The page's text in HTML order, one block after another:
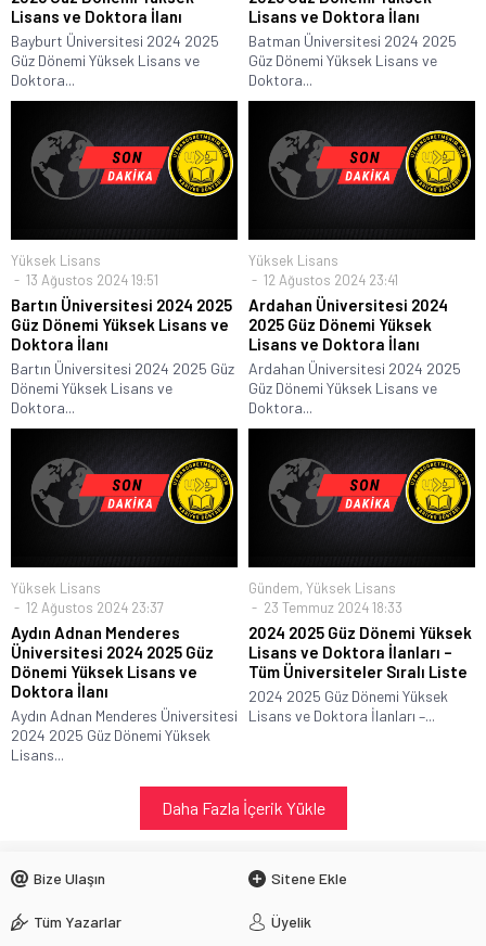
Lisans ve Doktora İlanı
Bayburt Üniversitesi 2024 2025
Güz Dönemi Yüksek Lisans ve
Doktora...
Lisans ve Doktora İlanı
Batman Üniversitesi 2024 2025
Güz Dönemi Yüksek Lisans ve
Doktora...
Yüksek Lisans
13 Ağustos 2024 19:51
Bartın Üniversitesi 2024 2025
Güz Dönemi Yüksek Lisans ve
Doktora İlanı
Bartın Üniversitesi 2024 2025 Güz
Dönemi Yüksek Lisans ve
Doktora...
Yüksek Lisans
12 Ağustos 2024 23:41
Ardahan Üniversitesi 2024
2025 Güz Dönemi Yüksek
Lisans ve Doktora İlanı
Ardahan Üniversitesi 2024 2025
Güz Dönemi Yüksek Lisans ve
Doktora...
Yüksek Lisans
12 Ağustos 2024 23:37
Aydın Adnan Menderes
Üniversitesi 2024 2025 Güz
Dönemi Yüksek Lisans ve
Doktora İlanı
Aydın Adnan Menderes Üniversitesi
2024 2025 Güz Dönemi Yüksek
Lisans...
Gündem, Yüksek Lisans
23 Temmuz 2024 18:33
2024 2025 Güz Dönemi Yüksek
Lisans ve Doktora İlanları –
Tüm Üniversiteler Sıralı Liste
2024 2025 Güz Dönemi Yüksek
Lisans ve Doktora İlanları –...
Daha Fazla İçerik Yükle
Bize Ulaşın Sitene Ekle
Tüm Yazarlar Üyelik